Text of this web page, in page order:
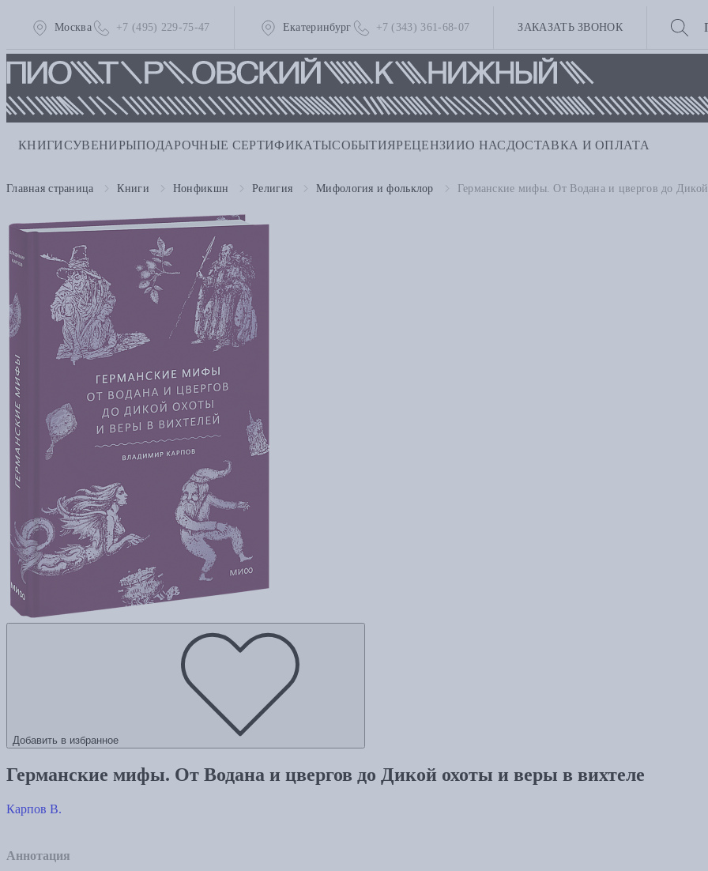
Москва +7 (495) 229-75-47 Екатеринбург +7 (343) 361-68-07 ЗАКАЗАТЬ ЗВОНОК
КНИГИСУВЕНИРЫПОДАРОЧНЫЕ СЕРТИФИКАТЫСОБЫТИЯРЕЦЕНЗИИО НАС ДОСТАВКА И ОПЛАТА
Главная страница Книги Нонфикшн Религия Мифология и фольклор Германские мифы. От Водана и цвергов до
Добавить в избранное
Германские мифы. От Водана и цвергов до Дикой охоты и веры в вихтеле
Карпов В.
Аннотация